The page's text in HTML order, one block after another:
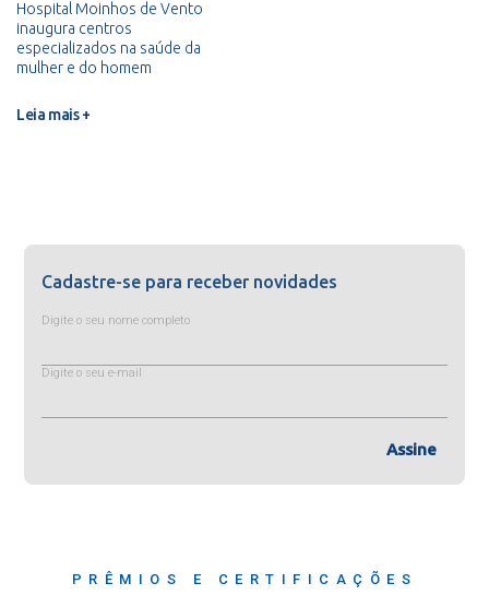
Hospital Moinhos de Vento
inaugura centros
especializados na saúde da
mulher e do homem
Leia mais +
Cadastre-se para receber novidades
Digite o seu nome completo
Digite o seu e-mail
Assine
PRÊMIOS E CERTIFICAÇÕES